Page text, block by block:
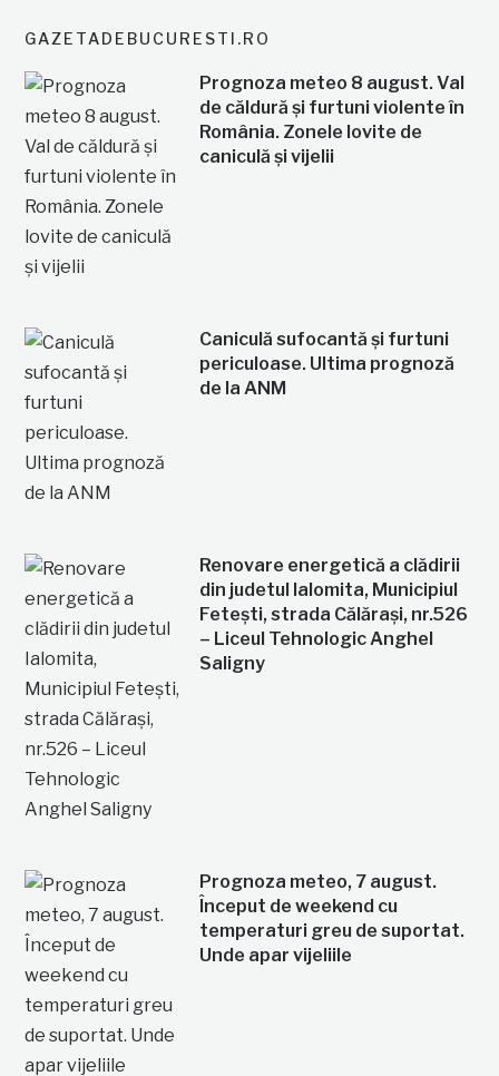
GAZETADEBUCURESTI.RO
Prognoza meteo 8 august. Val
de căldură și furtuni violente în
România. Zonele lovite de
caniculă și vijelii
Caniculă sufocantă și furtuni
periculoase. Ultima prognoză
de la ANM
Renovare energetică a clădirii
din judetul Ialomita, Municipiul
Fetești, strada Călărași, nr.526
– Liceul Tehnologic Anghel
Saligny
Prognoza meteo, 7 august.
Început de weekend cu
temperaturi greu de suportat.
Unde apar vijeliile